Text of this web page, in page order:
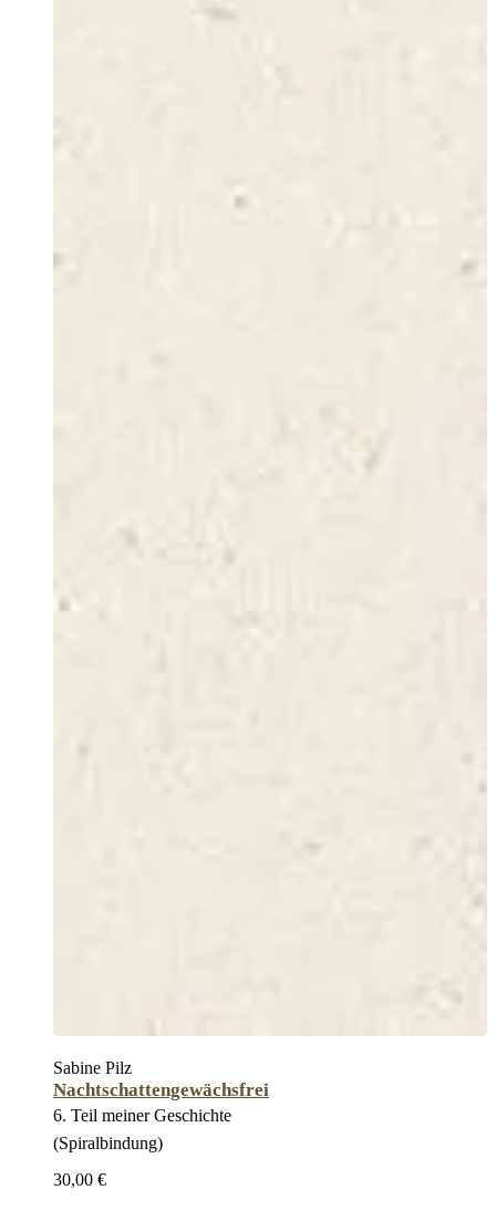
Sabine Pilz
Nachtschattengewächsfrei
6. Teil meiner Geschichte
(Spiralbindung)
30,00 €